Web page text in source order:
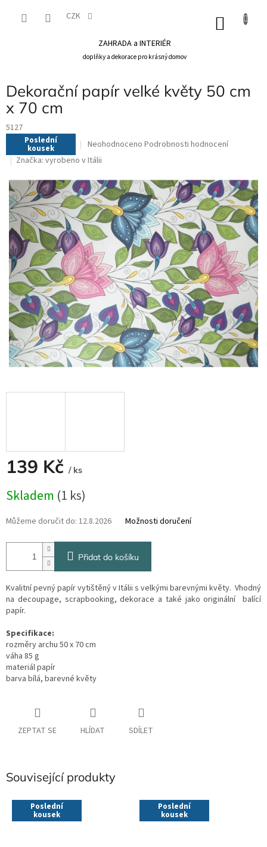
CZK
ZAHRADA a INTERIÉR
doplňky a dekorace pro krásný domov
Dekorační papír velké květy 50 cm
x 70 cm
5127
Poslední
kousek
Průměrné
hodnocení
produktu
je
0,0
z
5
hvězdiček.
Neohodnoceno Podrobnosti hodnocení
Značka: vyrobeno v Itálii
139 Kč / ks
cena:
Skladem (1 ks)
Můžeme doručit do: 12.8.2026 Možnosti doručení
Přidat do košíku
Kvalitní pevný papír vytištěný v Itálii s velkými barevnými květy. Vhodný
na decoupage, scrapbooking, dekorace a také jako originální balící
papír.
Specifikace:
rozměry archu 50 x 70 cm
váha 85 g
materiál papír
barva bílá, barevné květy
ZEPTAT SE HLÍDAT SDÍLET
Související produkty
Poslední
kousek
Poslední
kousek